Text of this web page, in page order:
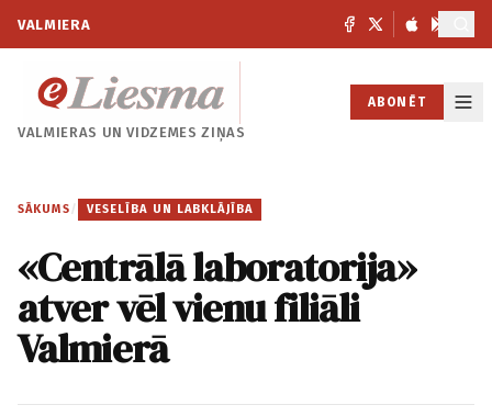
VALMIERA
VALMIERAS UNVIDZEMES ZIŅAS
ABONĒT
SĀKUMS / VESELĪBA UN LABKLĀJĪBA
«Centrālā laboratorija»
atver vēl vienu filiāli
Valmierā